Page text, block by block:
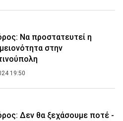
Να προστατευτεί η
στην
19:50
Δεν θα ξεχάσουμε ποτέ -